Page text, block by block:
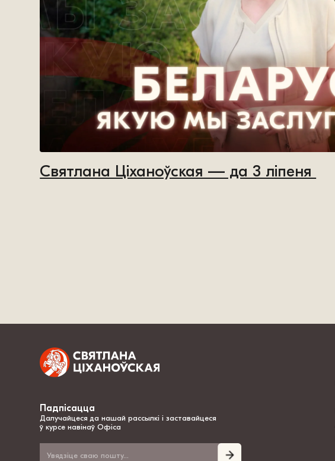
Святлана Ціханоўская — да 3 ліпеня
Падпісацца
Далучайцеся да нашай рассылкі і заставайцеся
ў курсе навінаў Офіса